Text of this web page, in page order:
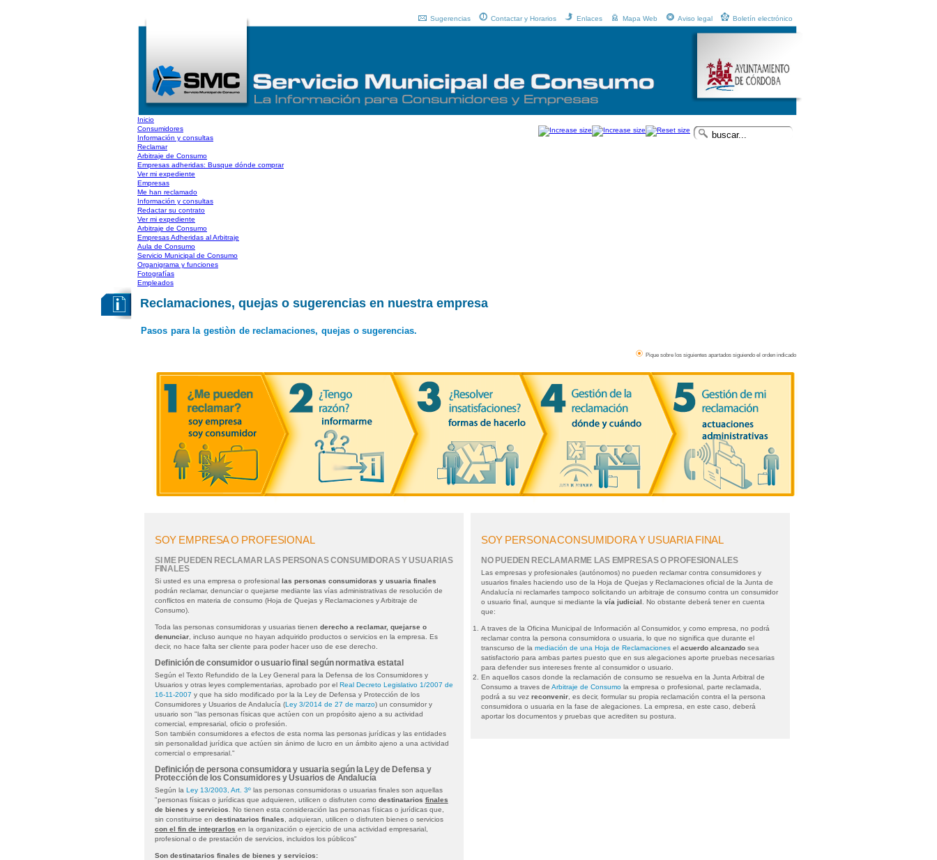
Boletín electrónico
Aviso legal
Mapa Web
Enlaces
Contactar y Horarios
Sugerencias
Inicio
Consumidores
Información y consultas
Reclamar
Arbitraje de Consumo
Empresas adheridas: Busque dónde comprar
Ver mi expediente
Empresas
Me han reclamado
Información y consultas
Redactar su contrato
Ver mi expediente
Arbitraje de Consumo
Empresas Adheridas al Arbitraje
Aula de Consumo
Servicio Municipal de Consumo
Organigrama y funciones
Fotografías
Empleados
Reclamaciones, quejas o sugerencias en nuestra empresa
Pasos para la gestiòn de reclamaciones, quejas o sugerencias.
Pique sobre los siguientes apartados siguiendo el orden indicado
SOY EMPRESA O PROFESIONAL
SI ME PUEDEN RECLAMAR LAS PERSONAS CONSUMIDORAS Y USUARIAS
FINALES
Si usted es una empresa o profesional las personas consumidoras y usuaria finales
podrán reclamar, denunciar o quejarse mediante las vías administrativas de resolución de
conflictos en materia de consumo (Hoja de Quejas y Reclamaciones y Arbitraje de
Consumo).
Toda las personas consumidoras y usuarias tienen derecho a reclamar, quejarse o
denunciar, incluso aunque no hayan adquirido productos o servicios en la empresa. Es
decir, no hace falta ser cliente para poder hacer uso de ese derecho.
Definición de consumidor o usuario final según normativa estatal
Según el Texto Refundido de la Ley General para la Defensa de los Consumidores y
Usuarios y otras leyes complementarias, aprobado por el Real Decreto Legislativo 1/2007 de
16-11-2007 y que ha sido modificado por la la Ley de Defensa y Protección de los
Consumidores y Usuarios de Andalucía (Ley 3/2014 de 27 de marzo) un consumidor y
usuario son "las personas físicas que actúen con un propósito ajeno a su actividad
comercial, empresarial, oficio o profesión.
Son también consumidores a efectos de esta norma las personas jurídicas y las entidades
sin personalidad jurídica que actúen sin ánimo de lucro en un ámbito ajeno a una actividad
comercial o empresarial."
Definición de persona consumidora y usuaria según la Ley de Defensa y
Protección de los Consumidores y Usuarios de Andalucía
Según la Ley 13/2003, Art. 3ºlas personas consumidoras o usuarias finales son aquellas
"personas físicas o jurídicas que adquieren, utilicen o disfruten como destinatarios finales
de bienes y servicios . No tienen esta consideración las personas físicas o jurídicas que,
sin constituirse en destinatarios finales , adquieran, utilicen o disfruten bienes o servicios
con el fin de integrarlos en la organización o ejercicio de una actividad empresarial,
profesional o de prestación de servicios, incluidos los públicos"
Son destinatarios finales de bienes y servicios:
SOY PERSONA CONSUMIDORA Y USUARIA FINAL
NO PUEDEN RECLAMARME LAS EMPRESAS O PROFESIONALES
Las empresas y profesionales (autónomos) no pueden reclamar contra consumidores y
usuarios finales haciendo uso de la Hoja de Quejas y Reclamaciones oficial de la Junta de
Andalucía ni reclamarles tampoco solicitando un arbitraje de consumo contra un consumidor
o usuario final, aunque si mediante la vía judicial . No obstante deberá tener en cuenta
que:
A traves de la Oficina Municipal de Información al Consumidor, y como empresa, no podrá
reclamar contra la persona consumidora o usuaria, lo que no significa que durante el
transcurso de la mediación de una Hoja de Reclamacionesel acuerdo alcanzadosea
satisfactorio para ambas partes puesto que en sus alegaciones aporte pruebas necesarias
para defender sus intereses frente al consumidor o usuario.
En aquellos casos donde la reclamación de consumo se resuelva en la Junta Arbitral de
Consumo a traves de Arbitraje de Consumola empresa o profesional, parte reclamada,
podrá a su vez reconvenir, es decir, formular su propia reclamación contra el la persona
consumidora o usuaria en la fase de alegaciones. La empresa, en este caso, deberá
aportar los documentos y pruebas que acrediten su postura.